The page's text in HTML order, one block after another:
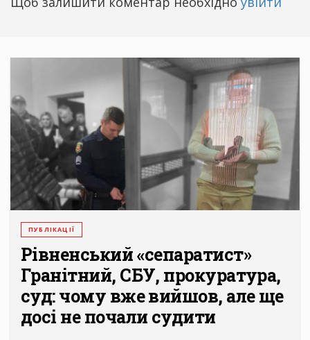
ПУБЛІКАЦІЇ
Рівненський «сепаратист»
Гранітний, СБУ, прокуратура,
суд: чому вже вийшов, але ще
досі не почали судити